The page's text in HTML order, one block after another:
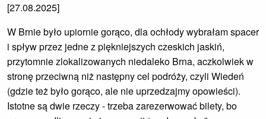
[27.08.2025]
W Brnie było upiornie gorąco, dla ochłody wybrałam spacer
i spływ przez jedne z piękniejszych czeskich jaskiń,
przytomnie zlokalizowanych niedaleko Brna, aczkolwiek w
stronę przeciwną niż następny cel podróży, czyli Wiedeń
(gdzie też było gorąco, ale nie uprzedzajmy opowieści).
Istotne są dwie rzeczy - trzeba zarezerwować bilety, bo